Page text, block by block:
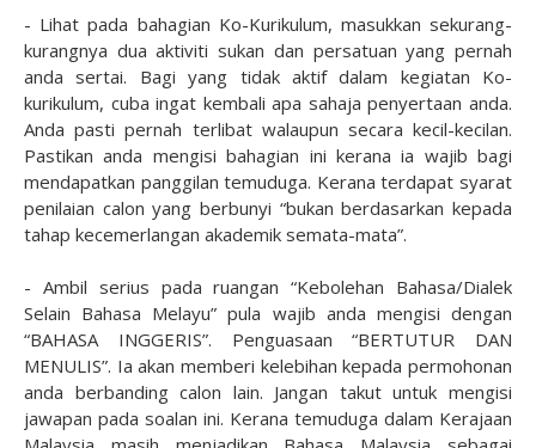
- Lihat pada bahagian Ko-Kurikulum, masukkan sekurang-
kurangnya dua aktiviti sukan dan persatuan yang pernah
anda sertai. Bagi yang tidak aktif dalam kegiatan Ko-
kurikulum, cuba ingat kembali apa sahaja penyertaan anda.
Anda pasti pernah terlibat walaupun secara kecil-kecilan.
Pastikan anda mengisi bahagian ini kerana ia wajib bagi
mendapatkan panggilan temuduga. Kerana terdapat syarat
penilaian calon yang berbunyi “bukan berdasarkan kepada
tahap kecemerlangan akademik semata-mata”.
- Ambil serius pada ruangan “Kebolehan Bahasa/Dialek
Selain Bahasa Melayu” pula wajib anda mengisi dengan
“BAHASA INGGERIS”. Penguasaan “BERTUTUR DAN
MENULIS”. Ia akan memberi kelebihan kepada permohonan
anda berbanding calon lain. Jangan takut untuk mengisi
jawapan pada soalan ini. Kerana temuduga dalam Kerajaan